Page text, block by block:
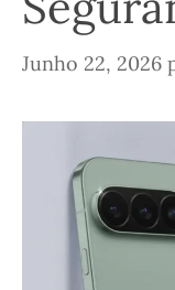
Junho 22, 2026